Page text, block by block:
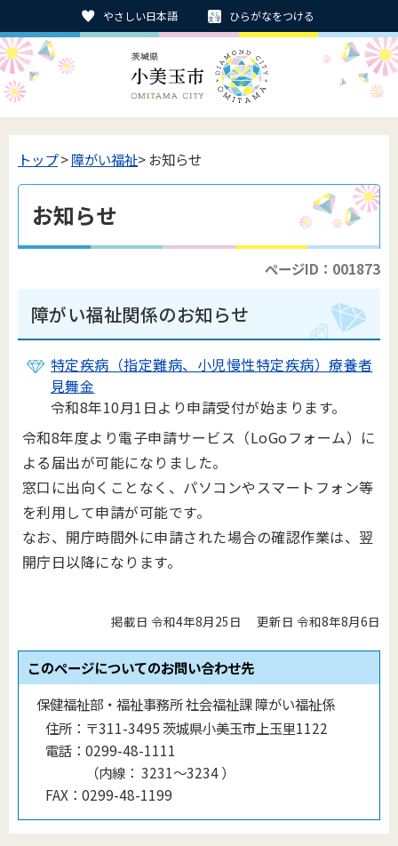
やさしい日本語 ひらがなをつける
トップ>障がい福祉> お知らせ
お知らせ
ページID：001873
障がい福祉関係のお知らせ
特定疾病（指定難病、小児慢性特定疾病）療養者
見舞金
令和8年10月1日より申請受付が始まります。
令和8年度より電子申請サービス（LoGoフォーム）に
よる届出が可能になりました。
窓口に出向くことなく、パソコンやスマートフォン等
を利用して申請が可能です。
なお、開庁時間外に申請された場合の確認作業は、翌
開庁日以降になります。
掲載日 令和4年8月25日 更新日 令和8年8月6日
このページについてのお問い合わせ先
保健福祉部・福祉事務所 社会福祉課 障がい福祉係
住所： 〒311-3495 茨城県小美玉市上玉里1122
電話： 0299-48-1111
（内線 ： 3231〜3234）
FAX： 0299-48-1199